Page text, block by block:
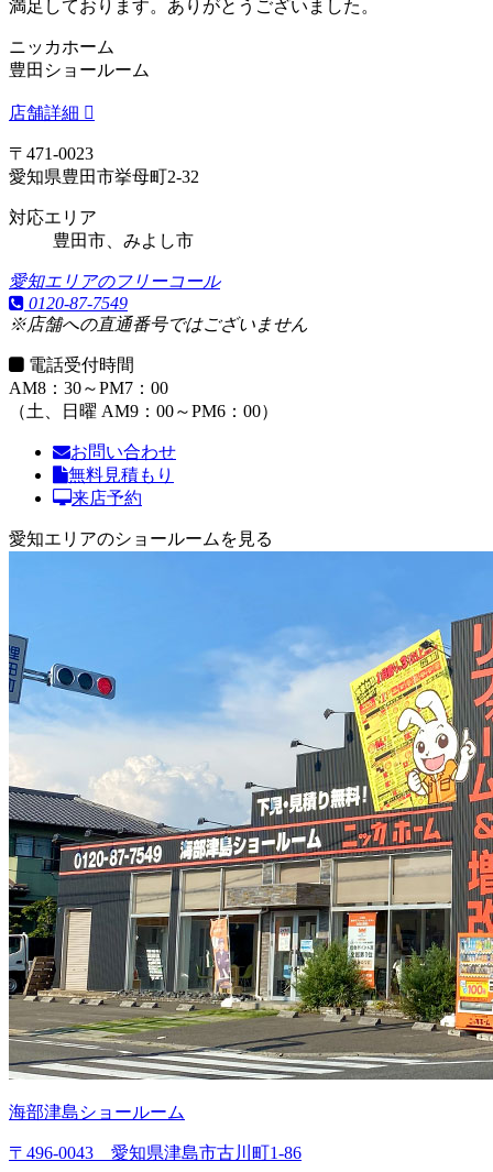
満足しております。ありがとうございました。
ニッカホーム
豊田ショールーム
店舗詳細
〒471-0023
愛知県豊田市挙母町2-32
対応エリア
豊田市、みよし市
愛知エリアのフリーコール
0120-87-7549
※店舗への直通番号ではございません
電話受付時間
AM8：30～PM7：00
（土、日曜 AM9：00～PM6：00）
お問い合わせ
無料見積もり
来店予約
愛知エリアのショールームを見る
海部津島ショールーム
〒496-0043 愛知県津島市古川町1-86